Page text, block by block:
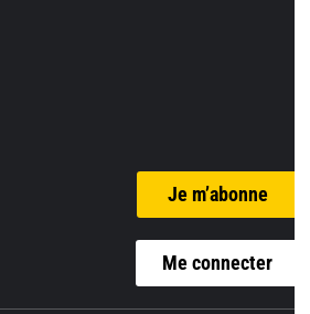
Je m’abonne
Me connecter